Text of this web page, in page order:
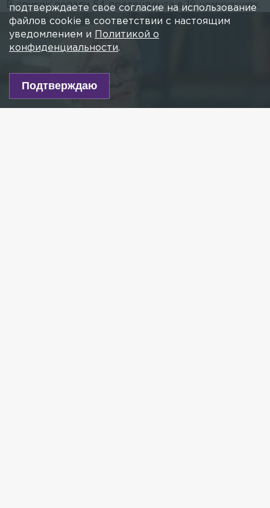
В список попали 54 претендента в 18 номинациях.
подтверждаете свое согласие на использование
файлов cookie в соответствии с настоящим
уведомлением и
Политикой о
конфиденциальности.
Подтверждаю